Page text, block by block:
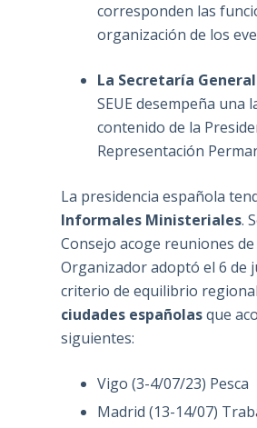
corresponden las
organización de los
La Secretaría
SEUE desempeña
contenido de la
Representación
La presidencia española
Informales Ministeriales.
Consejo acoge reuniones
Organizador adoptó el 6 de
criterio de equilibrio
ciudades españolasque
siguientes:
Vigo (3-4/07/23) Pesca
Madrid (13-14/07)